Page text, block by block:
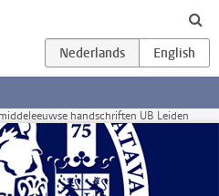
handschriften UB Leiden